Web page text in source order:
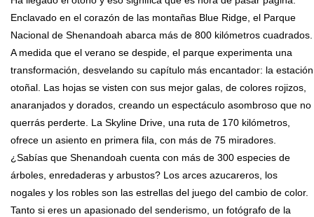
Enclavado en el corazón de las montañas Blue Ridge, el Parque
Nacional de Shenandoah abarca más de 800 kilómetros cuadrados.
A medida que el verano se despide, el parque experimenta una
transformación, desvelando su capítulo más encantador: la estación
otoñal. Las hojas se visten con sus mejor galas, de colores rojizos,
anaranjados y dorados, creando un espectáculo asombroso que no
querrás perderte. La Skyline Drive, una ruta de 170 kilómetros,
ofrece un asiento en primera fila, con más de 75 miradores.
¿Sabías que Shenandoah cuenta con más de 300 especies de
árboles, enredaderas y arbustos? Los arces azucareros, los
nogales y los robles son las estrellas del juego del cambio de color.
Tanto si eres un apasionado del senderismo, un fotógrafo de la